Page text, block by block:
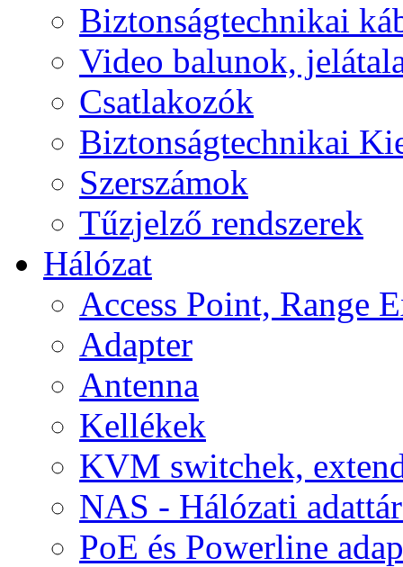
Biztonságtechnikai
Video balunok,
Csatlakozók
Biztonságtechnikai
Szerszámok
Tűzjelző rendszerek
Hálózat
Access Point, Range
Adapter
Antenna
Kellékek
KVM switchek,
NAS - Hálózati
PoE és Powerline